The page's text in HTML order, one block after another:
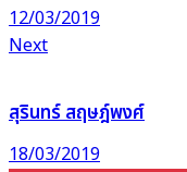
12/03/2019
Next
สุรินทร์ สฤษฎ์พงศ์
18/03/2019